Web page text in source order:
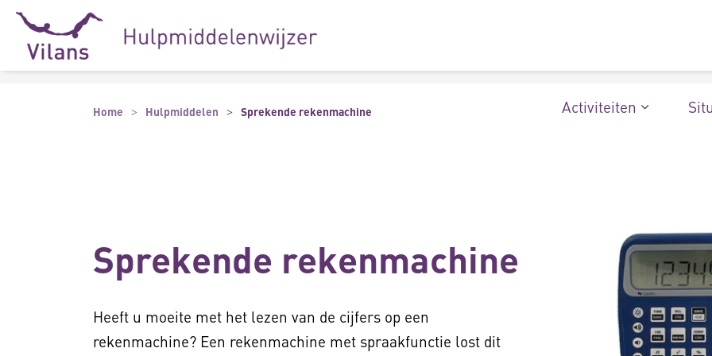
Naar hoofdinhoud
Naar footer
Activiteiten
Home Hulpmiddelen Sprekende rekenmachine
Sprekende rekenmachine
Heeft u moeite met het lezen van de cijfers op een
rekenmachine? Een rekenmachine met spraakfunctie lost dit